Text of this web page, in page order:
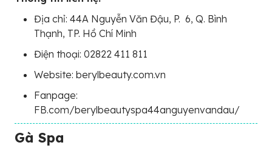
Địa chỉ: 44A Nguyễn Văn Đậu, P. 6, Q. Bình
Thạnh, TP. Hồ Chí Minh
Điện thoại: 02822 411 811
Website: berylbeauty.com.vn
Fanpage:
FB.com/berylbeautyspa44anguyenvandau/
Gà Spa